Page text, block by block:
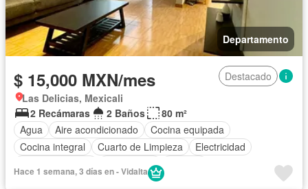
Departamento
$ 15,000 MXN/mes
Destacado
Las Delicias, Mexicali
2 Recámaras
2 Baños
80 m²
Agua
Aire acondicionado
Cocina equipada
Cocina integral
Cuarto de Limpieza
Electricidad
Gas natural
Televisión por cable
Hace 1 semana, 3 días en - Vidalta